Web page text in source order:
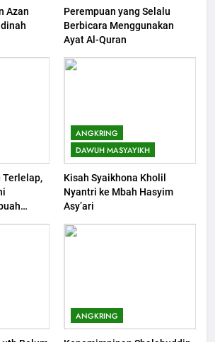
Azan
Perempuan yang Selalu
Berbicara Menggunakan
Ayat Al-Quran
Terlelap,
ANGKRING
DAWUH MASYAYIKH
Kisah Syaikhona Kholil
Nyantri ke Mbah Hasyim
Asy’ari
ANGKRING
Khutbah jumat: Sejarah
Seebagai Pembangkit Jiwa
Khutbah Jumat : Supaya Amal
Bisa Diterima
KHUTBAH
Muharram Bulan Bersejarah
Khutbah Jumat: Mengapa Orang
Dengki Tak Akan Pernah